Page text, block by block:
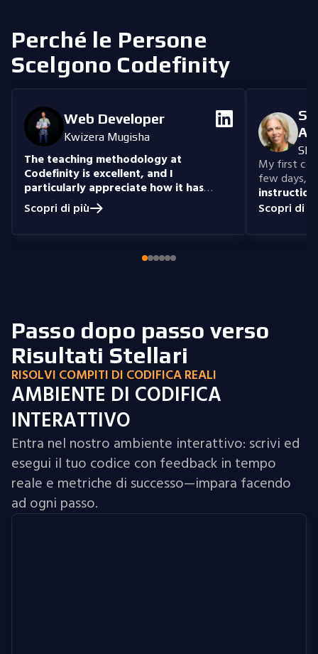
Perché le Persone
Scelgono Codefinity
Web Developer
Kwizera Mugisha
The teaching methodology at
Codefinity is excellent, and I
particularly appreciate how it has
prepared me to handle real-world
coding problems.
knowledge I have gained.
Scopri di più
My first
few days,
Scopri di
Passo dopo passo verso
Risultati Stellari
RISOLVI COMPITI DI CODIFICA REALI
AMBIENTE DI CODIFICA
INTERATTIVO
Entra nel nostro ambiente interattivo: scrivi ed
esegui il tuo codice con feedback in tempo
reale e metriche di successo—impara facendo
ad ogni passo.